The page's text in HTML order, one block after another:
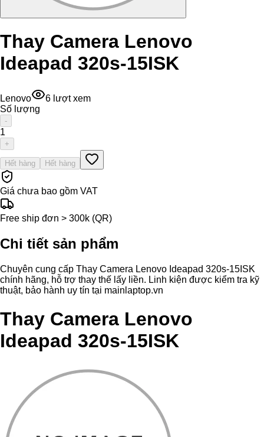
Thay Camera Lenovo
Ideapad 320s-15ISK
Lenovo 6 lượt xem
Số lượng
-
1
+
Hết hàng Hết hàng
Giá chưa bao gồm VAT
Free ship đơn > 300k (QR)
Chi tiết sản phẩm
Chuyên cung cấp Thay Camera Lenovo Ideapad 320s-15ISK
chính hãng, hỗ trợ thay thế lấy liền. Linh kiện được kiểm tra kỹ
thuật, bảo hành uy tín tại mainlaptop.vn
Thay Camera Lenovo
Ideapad 320s-15ISK